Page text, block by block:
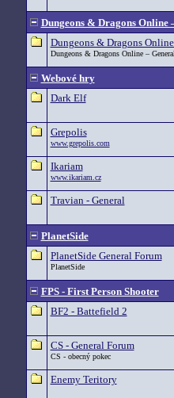
Dungeons & Dragons Online
Dungeons & Dragons
Dungeons & Dragons Online – General
Webové hry
Dark Elf
Grepolis
www.grepolis.com
Ikariam
www.ikariam.cz
Travian - General
PlanetSide
PlanetSide General Forum
PlanetSide
FPS - First Person Shooter
BF2 - Battefield 2
CS - General Forum
CS - obecný pokec
Enemy Teritory